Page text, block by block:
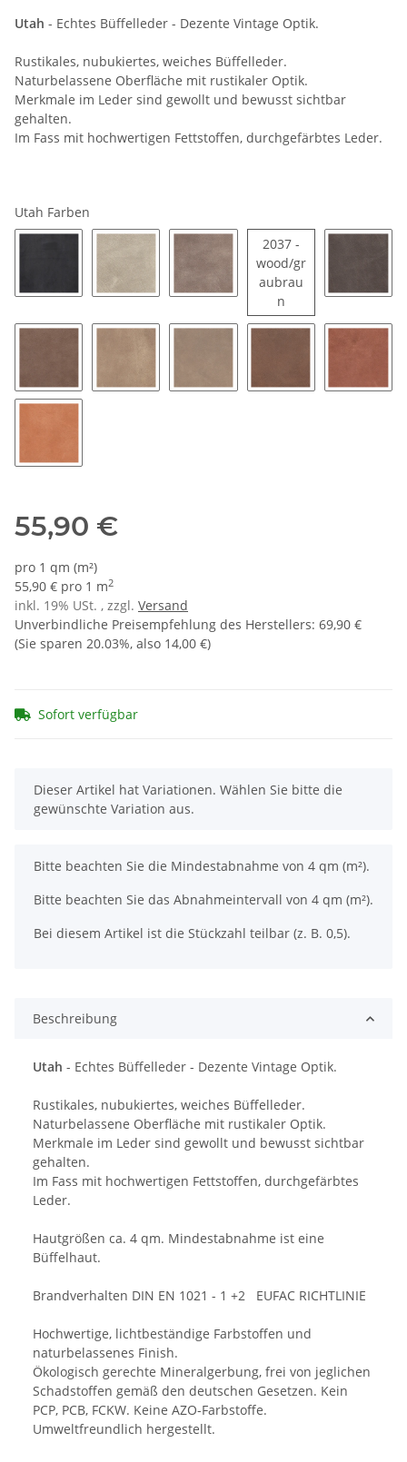
Utah - Echtes Büffelleder - Dezente Vintage Optik.
Rustikales, nubukiertes, weiches Büffelleder.
Naturbelassene Oberfläche mit rustikaler Optik.
Merkmale im Leder sind gewollt und bewusst sichtbar
gehalten.
Im Fass mit hochwertigen Fettstoffen, durchgefärbtes Leder.
Utah Farben
2037 -
wood/gr
aubrau
n2037 - wood/
2249 - chestnut
55,90 €
pro 1 qm (m²)
55,90 € pro 1 m2
inkl. 19% USt. , zzgl. Versand
Unverbindliche Preisempfehlung des Herstellers: 69,90 €
(Sie sparen 20.03%, also 14,00 €)
Sofort verfügbar
x
Dieser Artikel hat Variationen. Wählen Sie bitte die
gewünschte Variation aus.
x
Bitte beachten Sie die Mindestabnahme von 4 qm (m²).
Bitte beachten Sie das Abnahmeintervall von 4 qm (m²).
Bei diesem Artikel ist die Stückzahl teilbar (z. B. 0,5).
Beschreibung
Utah - Echtes Büffelleder - Dezente Vintage Optik.
Rustikales, nubukiertes, weiches Büffelleder.
Naturbelassene Oberfläche mit rustikaler Optik.
Merkmale im Leder sind gewollt und bewusst sichtbar
gehalten.
Im Fass mit hochwertigen Fettstoffen, durchgefärbtes
Leder.
Hautgrößen ca. 4 qm. Mindestabnahme ist eine
Büffelhaut.
Brandverhalten DIN EN 1021 - 1 +2 EUFAC RICHTLINIE
Hochwertige, lichtbeständige Farbstoffen und
naturbelassenes Finish.
Ökologisch gerechte Mineralgerbung, frei von jeglichen
Schadstoffen gemäß den deutschen Gesetzen. Kein
PCP, PCB, FCKW. Keine AZO-Farbstoffe.
Umweltfreundlich hergestellt.